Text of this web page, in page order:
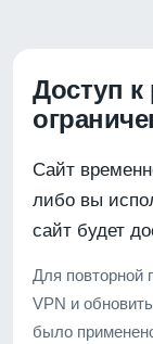
Доступ к
Сайт
либо вы
сайт будет
Для повторной
VPN и
было